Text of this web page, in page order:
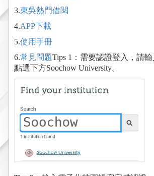
3.東吳熱門借閱
4.APP下載
5.使用手冊
6.常見問題Tips 1：需要認證登入，請輸
點選下方Soochow University。